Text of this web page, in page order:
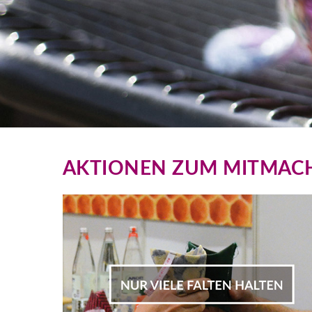
AKTIONEN ZUM